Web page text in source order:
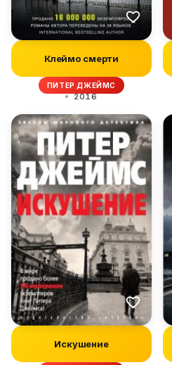
Клеймо смерти
ПИТЕР ДЖЕЙМС
2016
Искушение